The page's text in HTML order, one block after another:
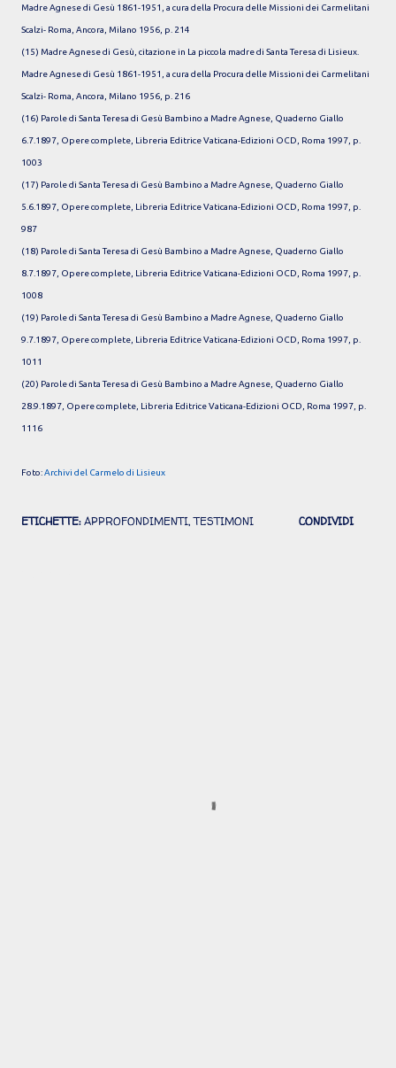
Madre Agnese di Gesù 1861-1951, a cura della Procura delle Missioni dei Carmelitani
Scalzi- Roma, Ancora, Milano 1956, p. 214
(15) Madre Agnese di Gesù, citazione in La piccola madre di Santa Teresa di Lisieux.
Madre Agnese di Gesù 1861-1951, a cura della Procura delle Missioni dei Carmelitani
Scalzi- Roma, Ancora, Milano 1956, p. 216
(16) Parole di Santa Teresa di Gesù Bambino a Madre Agnese, Quaderno Giallo
6.7.1897, Opere complete, Libreria Editrice Vaticana-Edizioni OCD, Roma 1997, p.
1003
(17) Parole di Santa Teresa di Gesù Bambino a Madre Agnese, Quaderno Giallo
5.6.1897, Opere complete, Libreria Editrice Vaticana-Edizioni OCD, Roma 1997, p.
987
(18) Parole di Santa Teresa di Gesù Bambino a Madre Agnese, Quaderno Giallo
8.7.1897, Opere complete, Libreria Editrice Vaticana-Edizioni OCD, Roma 1997, p.
1008
(19) Parole di Santa Teresa di Gesù Bambino a Madre Agnese, Quaderno Giallo
9.7.1897, Opere complete, Libreria Editrice Vaticana-Edizioni OCD, Roma 1997, p.
1011
(20) Parole di Santa Teresa di Gesù Bambino a Madre Agnese, Quaderno Giallo
28.9.1897, Opere complete, Libreria Editrice Vaticana-Edizioni OCD, Roma 1997, p.
1116
Foto:Archivi del Carmelo di Lisieux
ETICHETTE: APPROFONDIMENTI TESTIMONI CONDIVIDI